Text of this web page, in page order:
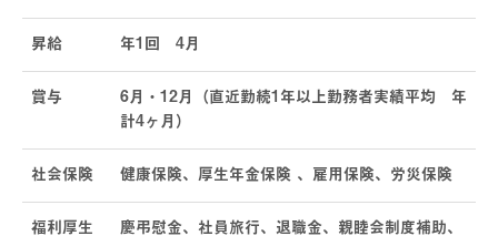
昇給 年1回 4月
賞与
6月・12月（直近勤続1年以上勤務者実績平均 年
計4ヶ月）
社会保険 健康保険、厚生年金保険 、雇用保険、労災保険
福利厚生
慶弔慰金、社員旅行、退職金、親睦会制度補助、